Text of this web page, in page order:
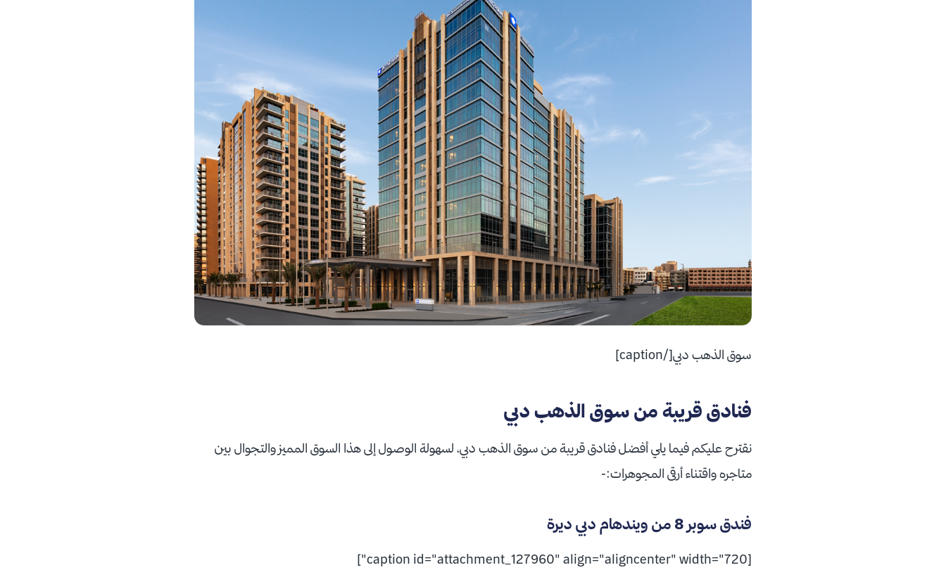
سوق الذهب دبي[/caption]
فنادق قريبة من سوق الذهب دبي
نقترح عليكم فيما يلي أفضل فنادق قريبة من سوق الذهب دبي، لسهولة الوصول إلى هذا السوق المميز والتجوال بين
متاجره واقتناء أرقى المجوهرات:-
فندق سوبر 8 من ويندهام دبي ديرة
[caption id="attachment_127960" align="aligncenter" width="720"]